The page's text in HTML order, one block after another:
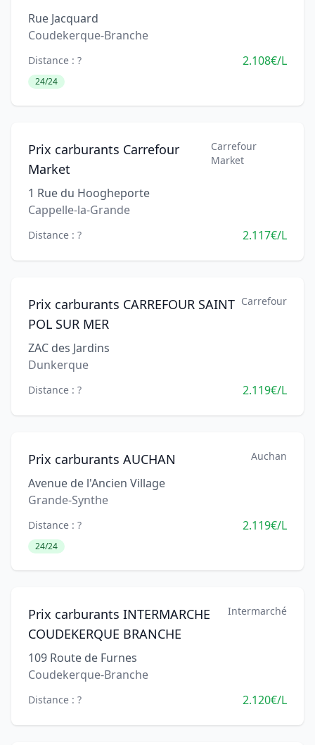
Rue Jacquard
Coudekerque-Branche
Distance : ? 2.108€/L
24/24
Prix carburants Carrefour
Market
Carrefour
Market
1 Rue du Hoogheporte
Cappelle-la-Grande
Distance : ? 2.117€/L
Prix carburants CARREFOUR SAINT
POL SUR MER
Carrefour
ZAC des Jardins
Dunkerque
Distance : ? 2.119€/L
Prix carburants AUCHAN Auchan
Avenue de l'Ancien Village
Grande-Synthe
Distance : ? 2.119€/L
24/24
Prix carburants INTERMARCHE
COUDEKERQUE BRANCHE
Intermarché
109 Route de Furnes
Coudekerque-Branche
Distance : ? 2.120€/L